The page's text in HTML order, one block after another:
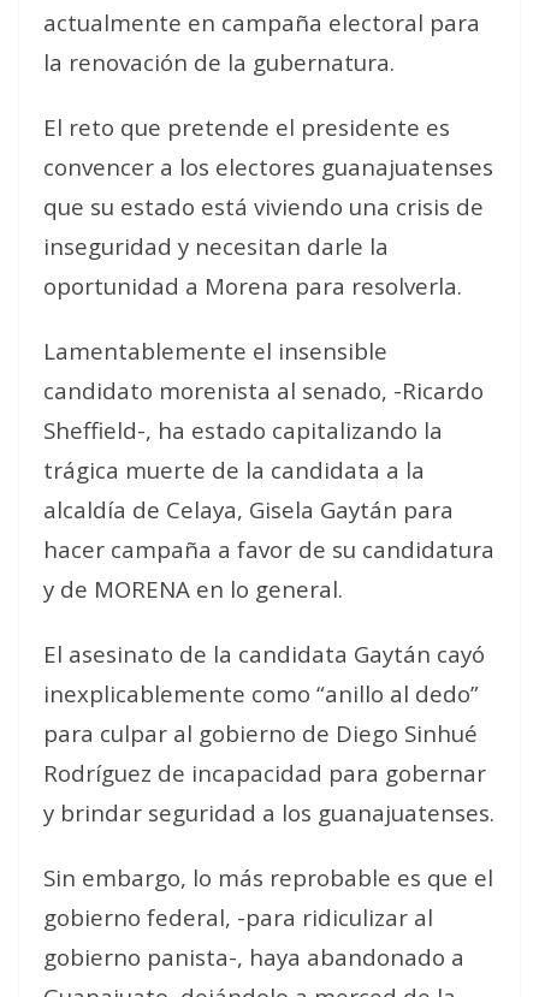
actualmente en campaña electoral para
la renovación de la gubernatura.
El reto que pretende el presidente es
convencer a los electores guanajuatenses
que su estado está viviendo una crisis de
inseguridad y necesitan darle la
oportunidad a Morena para resolverla.
Lamentablemente el insensible
candidato morenista al senado, -Ricardo
Sheffield-, ha estado capitalizando la
trágica muerte de la candidata a la
alcaldía de Celaya, Gisela Gaytán para
hacer campaña a favor de su candidatura
y de MORENA en lo general.
El asesinato de la candidata Gaytán cayó
inexplicablemente como “anillo al dedo”
para culpar al gobierno de Diego Sinhué
Rodríguez de incapacidad para gobernar
y brindar seguridad a los guanajuatenses.
Sin embargo, lo más reprobable es que el
gobierno federal, -para ridiculizar al
gobierno panista-, haya abandonado a